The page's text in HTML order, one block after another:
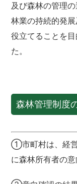
及び森林の管理
林業の持続的発
役立てることを
た。
森林管理制度
➀市町村は、経
に森林所有者の